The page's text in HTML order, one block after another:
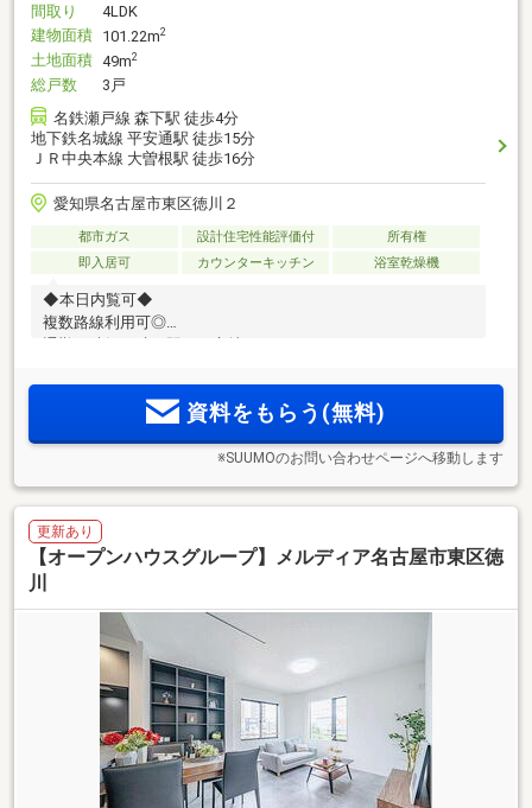
間取り
4LDK
建物面積 101.22m2
土地面積 49m2
総戸数
3戸
名鉄瀬戸線 森下駅 徒歩4分
地下鉄名城線 平安通駅 徒歩15分
ＪＲ中央本線 大曽根駅 徒歩16分
愛知県名古屋市東区徳川２
都市ガス 設計住宅性能評価付
所有権
即入居可
カウンターキッチン 浴室乾燥機
◆本日内覧可◆
複数路線利用可◎
資料をもらう(無料)
※SUUMOのお問い合わせページへ移動します
更新あり
【オープンハウスグループ】メルディア名古屋市東区徳
川